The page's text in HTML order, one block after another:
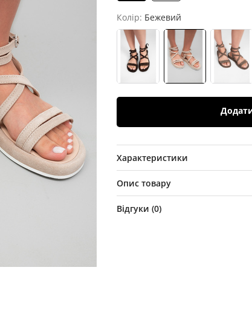
Колір: Бежевий
Характеристики
Опис товару
Відгуки (0)